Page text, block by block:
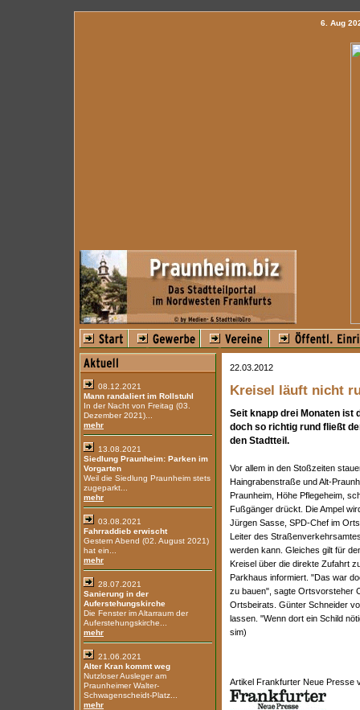
6. Aug
08.12.2021
Mann randaliert im Rollstuhl
In der Nacht von Freitag (03.
Dezember 2021)...
mehr
13.08.2021
Siedlung Praunheim: Parken im
Vorgarten
Weil die Siedlung Praunheim stets
zugeparkt...
mehr
03.08.2021
Fahrraddieb erwischt
Gestern Abend (02. August 2021)
hat ein...
mehr
28.07.2021
Sanierung in der
Auferstehungskirche
Die Fenster im Altarraum der
Auferstehungskirche...
mehr
21.06.2021
Alter Kran kommt weg
Nutzloser Ausleger am
Praunheimer Walter-
Schwagenscheidt-Platz...
mehr
22.03.2012
Kreisel läuft nicht
Seit knapp drei Monaten ist
doch so richtig rund fließt
den Stadtteil.
Vor allem in den Stoßzeiten
Haingrabenstraße und Alt-
Praunheim, Höhe Pflegeheim,
Fußgänger drückt. Die Ampel
Jürgen Sasse, SPD-Chef im
Leiter des
werden kann. Gleiches gilt für
Kreisel über die direkte Zufahrt
Parkhaus informiert. "Das war
zu bauen", sagte Ortsvorsteher
Ortsbeirats. Günter Schneider
lassen. "Wenn dort ein Schild
sim)
Artikel Frankfurter Neue Presse